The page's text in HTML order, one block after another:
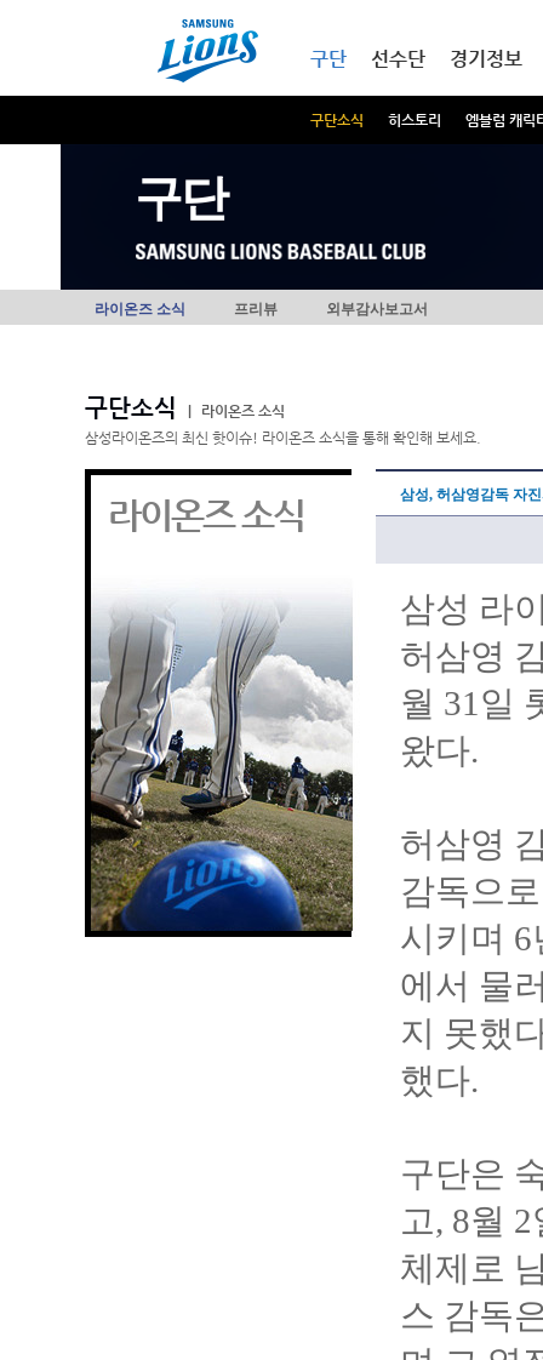
구단
구단소식 히스토리 엠블럼 캐릭
선수단 경기정보
구단
라이온즈 소식 프리뷰 외부감사보고서
구단소식
라이온즈 소식
삼성라이온즈의 최신 핫이슈! 라이온즈 소식을 통해 확인해 보세요.
라이온즈 소식 삼성, 허삼영감독 자
삼성 라
허삼영
월 31일
왔다.
허삼영
감독으
시키며
에서 물
지 못했
했다.
구단은
고, 8월
체제로
스 감독